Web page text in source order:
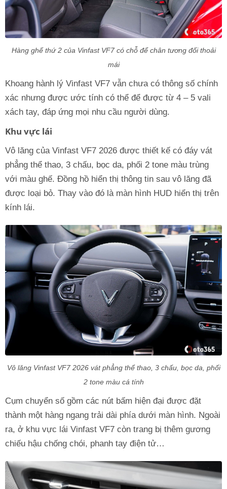
Hàng ghế thứ 2 của Vinfast VF7 có chỗ để chân tương đối thoải
mái
Khoang hành lý Vinfast VF7 vẫn chưa có thông số chính
xác nhưng được ước tính có thể để được từ 4 – 5 vali
xách tay, đáp ứng mọi nhu cầu người dùng.
Khu vực lái
Vô lăng của Vinfast VF7 2026 được thiết kế có đáy vát
phẳng thể thao, 3 chấu, bọc da, phối 2 tone màu trùng
với màu ghế. Đồng hồ hiển thị thông tin sau vô lăng đã
được loại bỏ. Thay vào đó là màn hình HUD hiển thị trên
kính lái.
Vô lăng Vinfast VF7 2026 vát phẳng thể thao, 3 chấu, bọc da, phối
2 tone màu cá tính
Cụm chuyển số gồm các nút bấm hiện đại được đặt
thành một hàng ngang trải dài phía dưới màn hình. Ngoài
ra, ở khu vực lái Vinfast VF7 còn trang bị thêm gương
chiếu hậu chống chói, phanh tay điện tử…